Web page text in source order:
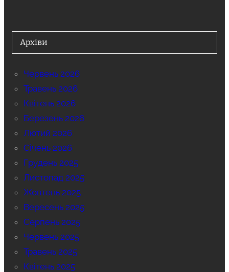
Архіви
Червень 2026
Травень 2026
Квітень 2026
Березень 2026
Лютий 2026
Січень 2026
Грудень 2025
Листопад 2025
Жовтень 2025
Вересень 2025
Серпень 2025
Червень 2025
Травень 2025
Квітень 2025